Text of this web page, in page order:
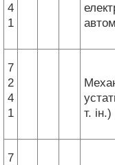
4
1
7
2
4
1
т. ін.)
7